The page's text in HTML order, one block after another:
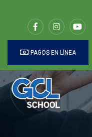
PAGOS EN LÍNEA